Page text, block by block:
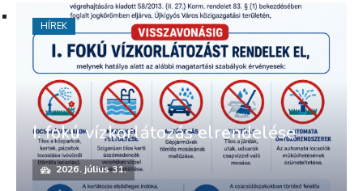
I. fokú vízkorlátozás elrendelése
2026. július 31.
HÍREK